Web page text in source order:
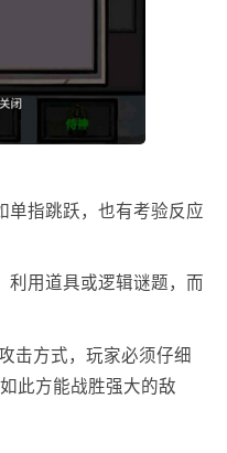
单指跳跃，也有考验反应
利用道具或逻辑谜题，而
击方式，玩家必须仔细
此方能战胜强大的敌